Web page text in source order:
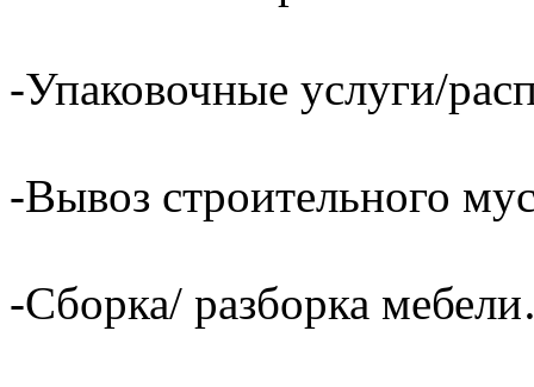
-Упаковочные услуги/
-Вывоз строительного
-Сборка/ разборка